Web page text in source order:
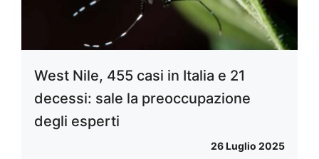
West Nile, 455 casi in Italia e 21
decessi: sale la preoccupazione
degli esperti
26 Luglio 2025